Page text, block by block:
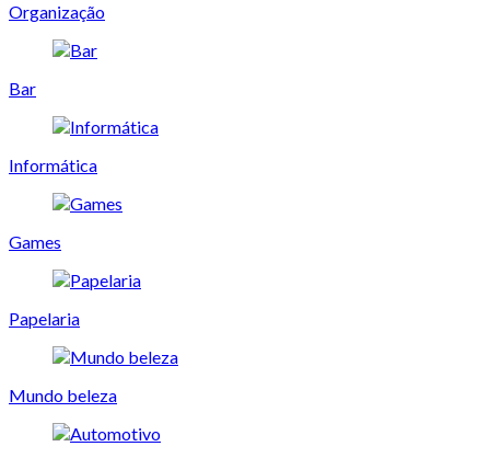
Organização
Bar
Informática
Games
Papelaria
Mundo beleza